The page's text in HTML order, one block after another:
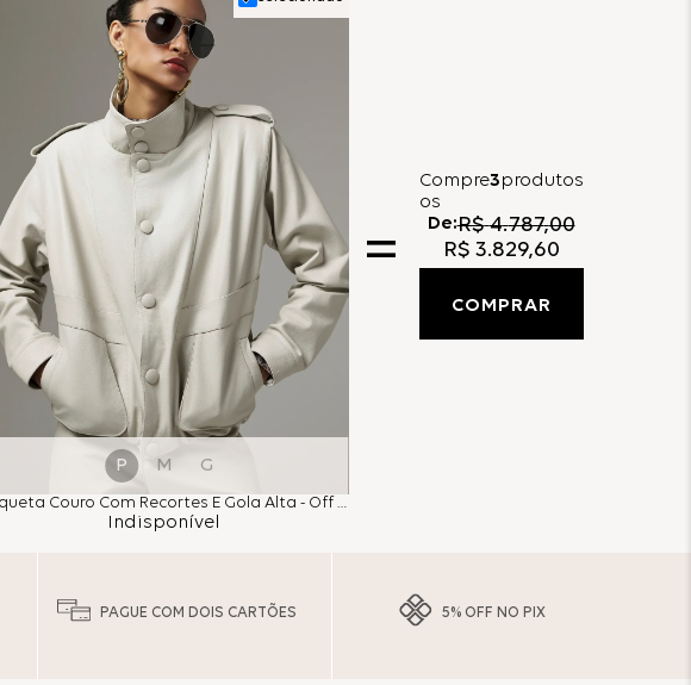
P M G
Jaqueta Couro Com Recortes E Gola Alta - Off White
Indisponível
Compre
os
3produtos
De:R$ 4.787,00
R$ 3.829,60
COMPRAR
PAGUE COM DOIS CARTÕES 5% OFF NO PIX